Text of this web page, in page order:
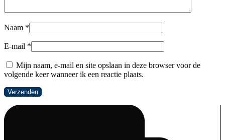
Naam *
E-mail *
Mijn naam, e-mail en site opslaan in deze browser voor de
volgende keer wanneer ik een reactie plaats.